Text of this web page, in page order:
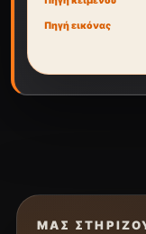
Πηγή εικόνας
ΜΑΣ